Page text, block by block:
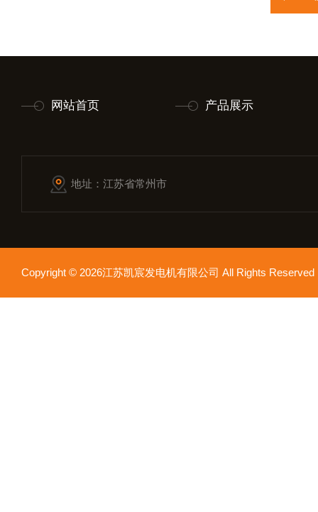
网站首页 产品展示
地址：江苏省常州市
Copyright © 2026江苏凯宸发电机有限公司 All Rights